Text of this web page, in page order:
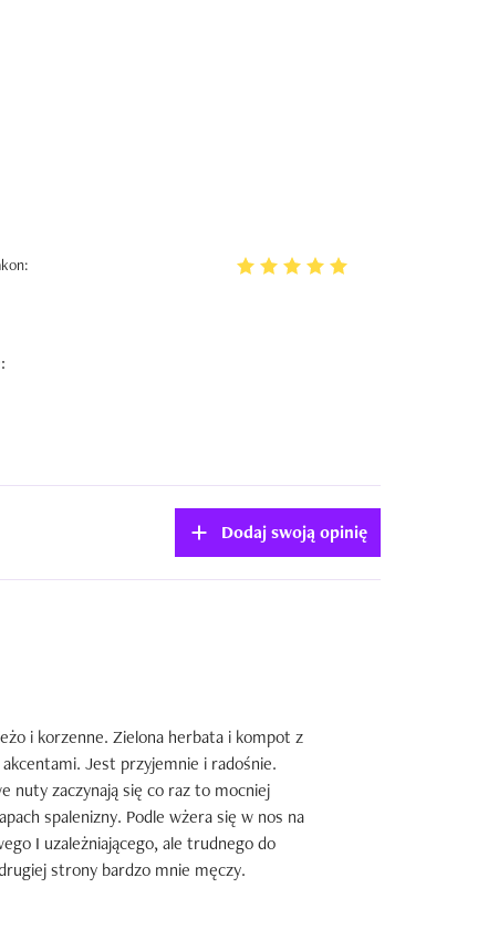
Dodaj swoją opinię
i korzenne. Zielona herbata i kompot z
Jest przyjemnie i radośnie.
nuty zaczynają się co raz to mocniej
spalenizny. Podle wżera się w nos na
I uzależniającego, ale trudnego do
strony bardzo mnie męczy.